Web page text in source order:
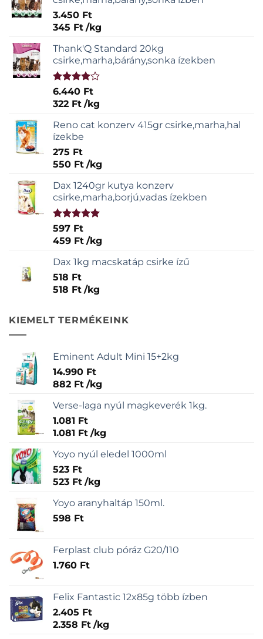
3.450 Ft
345 Ft /kg
Thank'Q Standard 20kg
csirke,marha,bárány,sonka ízekben
Értékelés:
4.00 / 5
6.440 Ft
322 Ft /kg
Reno cat konzerv 415gr csirke,marha,hal
ízekbe
275 Ft
550 Ft /kg
Dax 1240gr kutya konzerv
csirke,marha,borjú,vadas ízekben
Értékelés:
5.00/ 5
597 Ft
459 Ft /kg
Dax 1kg macskatáp csirke ízű
518 Ft
518 Ft /kg
KIEMELT TERMÉKEINK
Eminent Adult Mini 15+2kg
14.990 Ft
882 Ft /kg
Verse-laga nyúl magkeverék 1kg.
1.081 Ft
1.081 Ft /kg
Yoyo nyúl eledel 1000ml
523 Ft
523 Ft /kg
Yoyo aranyhaltáp 150ml.
598 Ft
Ferplast club póráz G20/110
1.760 Ft
Felix Fantastic 12x85g több ízben
2.405 Ft
2.358 Ft /kg